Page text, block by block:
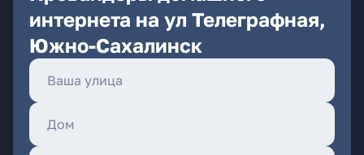
интернета на ул Телеграфная,
Южно-Сахалинск